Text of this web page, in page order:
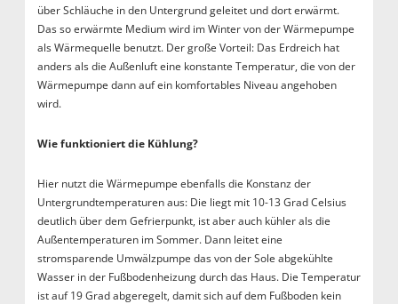
über Schläuche in den Untergrund geleitet und dort erwärmt.
Das so erwärmte Medium wird im Winter von der Wärmepumpe
als Wärmequelle benutzt. Der große Vorteil: Das Erdreich hat
anders als die Außenluft eine konstante Temperatur, die von der
Wärmepumpe dann auf ein komfortables Niveau angehoben
wird.
Wie funktioniert die Kühlung?
Hier nutzt die Wärmepumpe ebenfalls die Konstanz der
Untergrundtemperaturen aus: Die liegt mit 10-13 Grad Celsius
deutlich über dem Gefrierpunkt, ist aber auch kühler als die
Außentemperaturen im Sommer. Dann leitet eine
stromsparende Umwälzpumpe das von der Sole abgekühlte
Wasser in der Fußbodenheizung durch das Haus. Die Temperatur
ist auf 19 Grad abgeregelt, damit sich auf dem Fußboden kein